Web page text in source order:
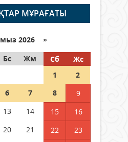
288
168
Қазақстан
дауыс бере
МҰРАҒАТЫ
2026 »
Бс Жм Сб
Жс
1
2
6 7 8
9
13 14 15
16
20 21 22
23